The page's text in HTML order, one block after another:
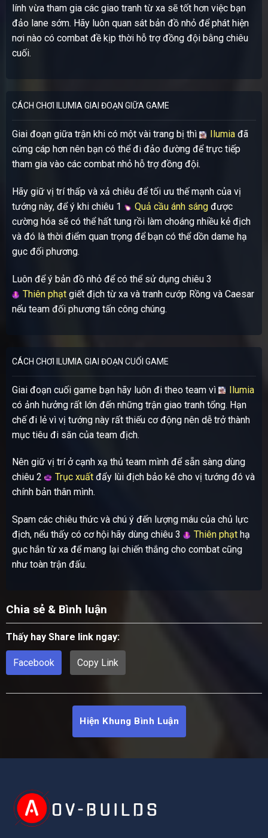
lính vừa tham gia các giao tranh từ xa sẽ tốt hơn việc bạn
đảo lane sớm. Hãy luôn quan sát bản đồ nhỏ để phát hiện
nơi nào có combat đề kịp thời hỗ trợ đồng đội bằng chiêu
cuối.
CÁCH CHƠI ILUMIA GIAI ĐOẠN GIỮA GAME
Giai đoạn giữa trận khi có một vài trang bị thì Ilumiađã
cứng cáp hơn nên bạn có thể đi đảo đường để trực tiếp
tham gia vào các combat nhỏ hỗ trợ đồng đội.
Hãy giữ vị trí thấp và xả chiêu để tối ưu thế mạnh của vị
tướng này, để ý khi chiêu 1
Quả cầu ánh sángđược
cường hóa sẽ có thể hất tung rồi làm choáng nhiều kẻ địch
và đó là thời điểm quan trọng để bạn có thể dồn dame hạ
gục đối phương.
Luôn để ý bản đồ nhỏ để có thể sử dụng chiêu 3
Thiên phạtgiết địch từ xa và tranh cướp Rồng và Caesar
nếu team đối phương tấn công chúng.
CÁCH CHƠI ILUMIA GIAI ĐOẠN CUỐI GAME
Giai đoạn cuối game bạn hãy luôn đi theo team vì
Ilumia
có ảnh hưởng rất lớn đến những trận giao tranh tổng. Hạn
chế đi lẻ vì vị tướng này rất thiếu cơ động nên dễ trở thành
mục tiêu đi săn của team địch.
Nên giữ vị trí ở cạnh xạ thủ team mình để sẵn sàng dùng
chiêu 2
Trục xuấtđẩy lùi địch bảo kê cho vị tướng đó và
chính bản thân mình.
Spam các chiêu thức và chú ý đến lượng máu của chủ lực
địch, nếu thấy có cơ hội hãy dùng chiêu 3
Thiên phạthạ
gục hắn từ xa để mang lại chiến thắng cho combat cũng
như toàn trận đấu.
Chia sẻ & Bình luận
Thấy hay Share link ngay:
Facebook Copy Link
Hiện Khung Bình Luận